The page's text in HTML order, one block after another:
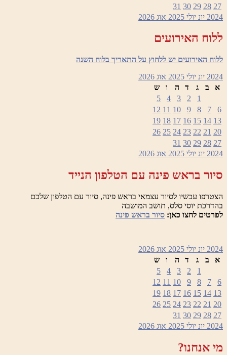
27
28
29
30
31
2024 יונ יולי 2025 אוג 2026
ללוח האירועים
ללוח האירועים יש ללחוץ על התאריך בלוח השנה
2024 יונ יולי 2025 אוג 2026
א
ב ג ד ה ו
ש
1
2
3
4
5
6
7
8
9
10
11
12
13
14
15
16
17
18
19
20
21
22
23
24
25
26
27
28
29
30
31
2024 יונ יולי 2025 אוג 2026
סיור בראש פינה עם הטלפון הנייד
הצטרפו עכשיו לסיור עצמאי בראש פינה, סיור עם הטלפון שלכם
בהדרכת יוסי סלס, תושב המושבה
לפרטים לחצו כאן: סיור בראש פינה
2024 יונ יולי 2025 אוג 2026
א
ב ג ד ה ו
ש
1
2
3
4
5
6
7
8
9
10
11
12
13
14
15
16
17
18
19
20
21
22
23
24
25
26
27
28
29
30
31
2024 יונ יולי 2025 אוג 2026
מי אנחנו?